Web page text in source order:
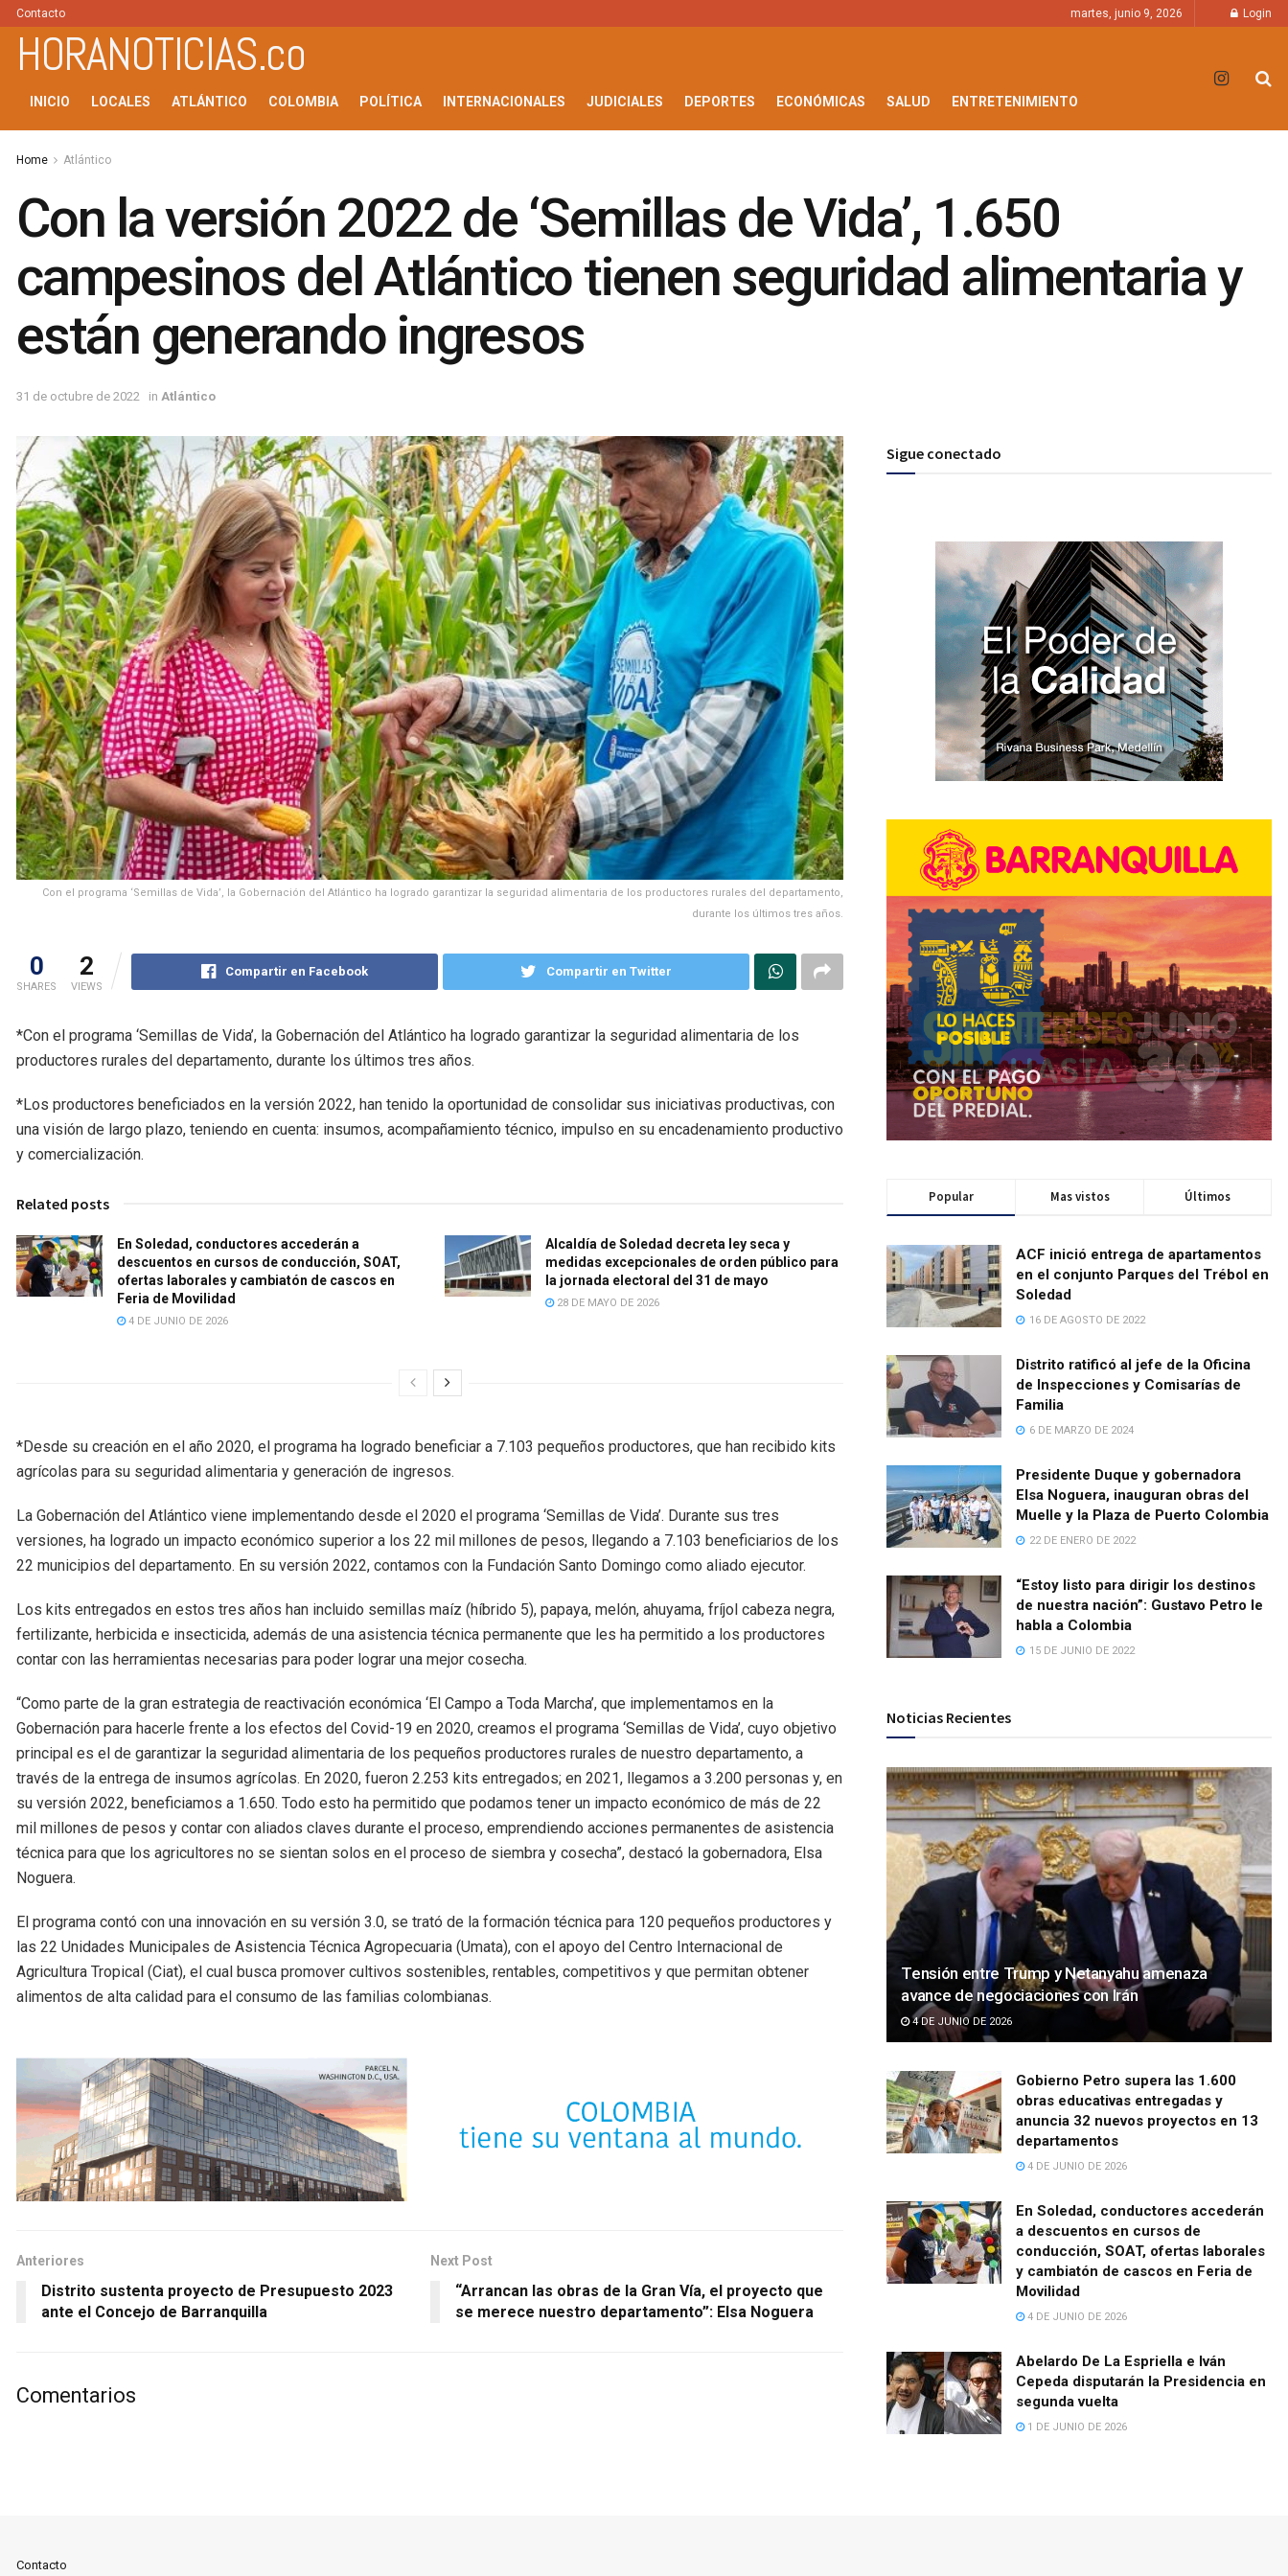
Contacto martes, junio 9, 2026 Login
HORANOTICIAS.co
INICIO LOCALES ATLÁNTICO COLOMBIA POLÍTICA INTERNACIONALES JUDICIALES DEPORTES ECONÓMICAS SALUD ENTRETENIMIENTO
Home Atlántico
Con la versión 2022 de ‘Semillas de Vida’, 1.650
campesinos del Atlántico tienen seguridad alimentaria y
están generando ingresos
31 de octubre de 2022 in Atlántico
Con el programa ‘Semillas de Vida’, la Gobernación del Atlántico ha logrado garantizar la seguridad alimentaria de los productores rurales del departamento,
durante los últimos tres años.
0
SHARES
2
VIEWS
Compartir en Facebook Compartir en Twitter
*Con el programa ‘Semillas de Vida’, la Gobernación del Atlántico ha logrado garantizar la seguridad alimentaria de los
productores rurales del departamento, durante los últimos tres años.
*Los productores beneficiados en la versión 2022, han tenido la oportunidad de consolidar sus iniciativas productivas, con
una visión de largo plazo, teniendo en cuenta: insumos, acompañamiento técnico, impulso en su encadenamiento productivo
y comercialización.
Related posts
En Soledad, conductores accederán a
descuentos en cursos de conducción, SOAT,
ofertas laborales y cambiatón de cascos en
Feria de Movilidad
4 DE JUNIO DE 2026
Alcaldía de Soledad decreta ley seca y
medidas excepcionales de orden público para
la jornada electoral del 31 de mayo
28 DE MAYO DE 2026
*Desde su creación en el año 2020, el programa ha logrado beneficiar a 7.103 pequeños productores, que han recibido kits
agrícolas para su seguridad alimentaria y generación de ingresos.
La Gobernación del Atlántico viene implementando desde el 2020 el programa ‘Semillas de Vida’. Durante sus tres
versiones, ha logrado un impacto económico superior a los 22 mil millones de pesos, llegando a 7.103 beneficiarios de los
22 municipios del departamento. En su versión 2022, contamos con la Fundación Santo Domingo como aliado ejecutor.
Los kits entregados en estos tres años han incluido semillas maíz (híbrido 5), papaya, melón, ahuyama, fríjol cabeza negra,
fertilizante, herbicida e insecticida, además de una asistencia técnica permanente que les ha permitido a los productores
contar con las herramientas necesarias para poder lograr una mejor cosecha.
“Como parte de la gran estrategia de reactivación económica ‘El Campo a Toda Marcha’, que implementamos en la
Gobernación para hacerle frente a los efectos del Covid-19 en 2020, creamos el programa ‘Semillas de Vida’, cuyo objetivo
principal es el de garantizar la seguridad alimentaria de los pequeños productores rurales de nuestro departamento, a
través de la entrega de insumos agrícolas. En 2020, fueron 2.253 kits entregados; en 2021, llegamos a 3.200 personas y, en
su versión 2022, beneficiamos a 1.650. Todo esto ha permitido que podamos tener un impacto económico de más de 22
mil millones de pesos y contar con aliados claves durante el proceso, emprendiendo acciones permanentes de asistencia
técnica para que los agricultores no se sientan solos en el proceso de siembra y cosecha”, destacó la gobernadora, Elsa
Noguera.
El programa contó con una innovación en su versión 3.0, se trató de la formación técnica para 120 pequeños productores y
las 22 Unidades Municipales de Asistencia Técnica Agropecuaria (Umata), con el apoyo del Centro Internacional de
Agricultura Tropical (Ciat), el cual busca promover cultivos sostenibles, rentables, competitivos y que permitan obtener
alimentos de alta calidad para el consumo de las familias colombianas.
Anteriores
Distrito sustenta proyecto de Presupuesto 2023
ante el Concejo de Barranquilla
Next Post
“Arrancan las obras de la Gran Vía, el proyecto que
se merece nuestro departamento”: Elsa Noguera
Comentarios
Sigue conectado
Popular Mas vistos Últimos
ACF inició entrega de apartamentos
en el conjunto Parques del Trébol en
Soledad
16 DE AGOSTO DE 2022
Distrito ratificó al jefe de la Oficina
de Inspecciones y Comisarías de
Familia
6 DE MARZO DE 2024
Presidente Duque y gobernadora
Elsa Noguera, inauguran obras del
Muelle y la Plaza de Puerto Colombia
22 DE ENERO DE 2022
“Estoy listo para dirigir los destinos
de nuestra nación”: Gustavo Petro le
habla a Colombia
15 DE JUNIO DE 2022
Noticias Recientes
Tensión entre Trump y Netanyahu amenaza
avance de negociaciones con Irán
4 DE JUNIO DE 2026
Gobierno Petro supera las 1.600
obras educativas entregadas y
anuncia 32 nuevos proyectos en 13
departamentos
4 DE JUNIO DE 2026
En Soledad, conductores accederán
a descuentos en cursos de
conducción, SOAT, ofertas laborales
y cambiatón de cascos en Feria de
Movilidad
4 DE JUNIO DE 2026
Abelardo De La Espriella e Iván
Cepeda disputarán la Presidencia en
segunda vuelta
1 DE JUNIO DE 2026
Contacto